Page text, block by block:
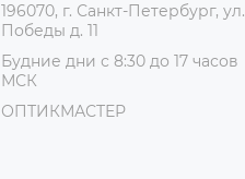
196070, г. Санкт-Петербург, ул.
Победы д. 11
Будние дни с 8:30 до 17 часов
МСК
ОПТИКМАСТЕР